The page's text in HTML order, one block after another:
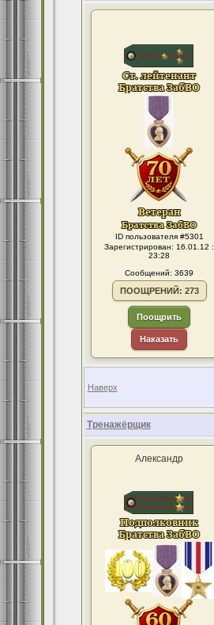
ID пользователя #5301
Зарегистрирован: 16.01.12 :
23:28
Сообщений: 3639
ПООЩРЕНИЙ: 273
Поощрить
Наказать
Наверх
Тренажёрщик
Александр